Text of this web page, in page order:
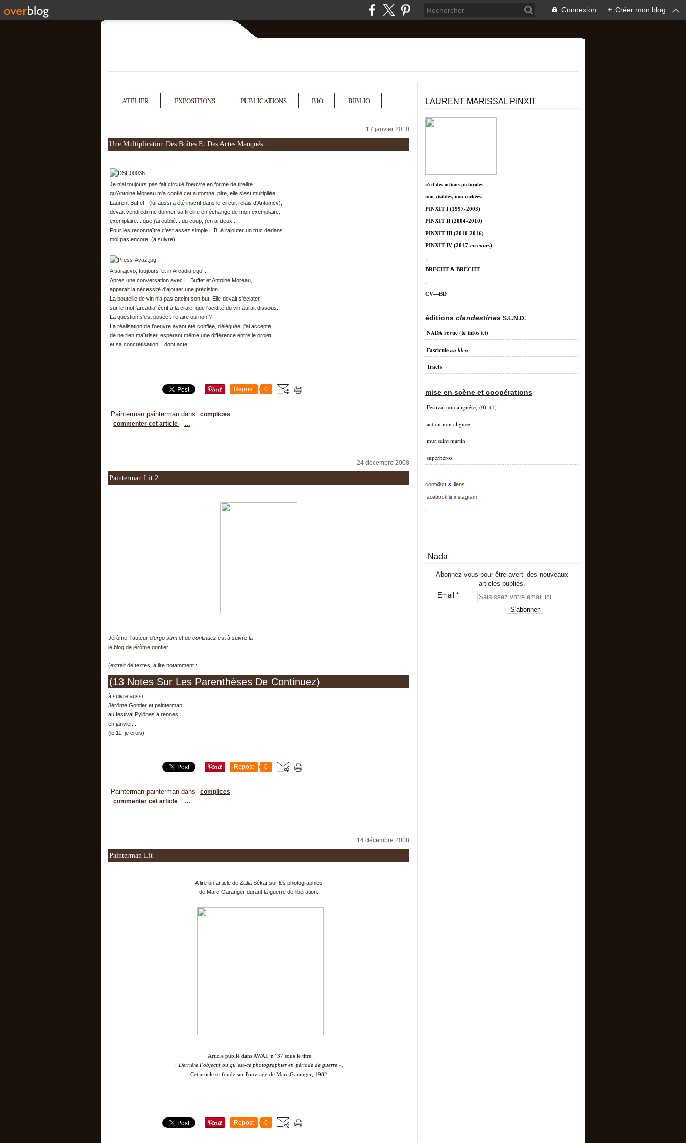
Connexion + Créer mon blog
ATELIER EXPOSITIONS PUBLICATIONS BIO BIBLIO
17 janvier 2010
Une Multiplication Des Boîtes Et Des Actes Manqués
Je n'ai toujours pas fait circulé l'oeuvre en forme de tirelire
qu'Antoine Moreau m'a confié cet automne , pire, elle s'est multipliée...
Laurent Buffet, (lui aussi a été inscrit dans le circuit relais d'Antoinev),
devait vendredi me donner sa tirelire en échange de mon exemplaire.
exemplaire... que j'ai oublié... du coup, j'en ai deux...
Pour les reconnaître c'est assez simple L.B. à rajouter un truc dedans...
moi pas encore. (à suivre)
A sarajevo, toujours 'et in Arcadia ego'...
Après une conversation avec L. Buffet et Antoine Moreau,
apparait la nécessité d'ajouter une précision.
La bouteille de vin n'a pas atteint son but . Elle devait s'éclater
sur le mot 'arcadia' écrit à la craie, que l'acidité du vin aurait dissous.
La question s'est posée : refaire ou non ?
La réalisation de l'oeuvre ayant été confiée, déléguée, j'ai accepté
de ne rien maîtriser, espérant même une différence entre le projet
et sa concrétisation... dont acte.
Repost 0
Painterman painterman dans
complices
commenter cet article
…
24 décembre 2008
Painterman Lit 2
Jérôme, l'auteur d'ergo sum et de continuez est à suivre là :
le blog de jérôme gontier
(extrait de textes, à lire notamment :
(13 Notes Sur Les Parenthèses De Continuez)
à suivre aussi
Jérôme Gontier et painterman
au festival Pylônes à rennes
en janvier...
(le 11, je crois)
Repost 0
Painterman painterman dans
complices
commenter cet article
…
14 décembre 2008
Painterman Lit
A lire un article de Zalia Sékaï sur les photographies
de Marc Garanger durant la guerre de libération.
Article publié dans AWAL n° 37 sous le titre
« Derrière l’objectif ou qu’est-ce photographier en période de guerre ».
Cet article se fonde sur l'ouvrage de Marc Garanger, 1982
Repost 0
LAURENT MARISSAL PINXIT
récit des actions picturales
non visibles, non cachées.
PINXIT I (1997-2003)
PINXIT II (2004-2010)
PINXIT III (2011-2016)
PINXIT IV (2017-en cours)
.
BRECHT & BRECHT
.
CV—BD
éditions clandestines S.L.N.D.
NADA revue(& infosici)
Fasciculeau bleu
Tracts
mise en scène et coopérations
Festival non aligné(e) (0), (1)
action non alignée
mur saint martin
superhéros
cont@ct & liens
facebook & instagram
.
-Nada
Abonnez-vous pour être averti des nouveaux
articles publiés.
Email